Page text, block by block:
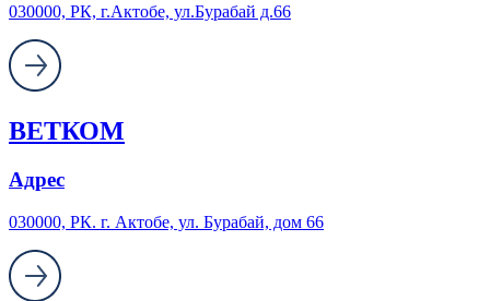
030000, РК, г.Актобе, ул.Бурабай д.66
ВЕТКОМ
Адрес
030000, PК. г. Актобе, ул. Бурабай, дом 66